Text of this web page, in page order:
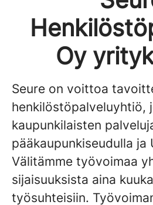
Oy
Seure on voittoa
henkilöstöpalveluyhtiö,
kaupunkilaisten
pääkaupunkiseudulla ja
Välitämme työvoimaa
sijaisuuksista aina
työsuhteisiin.